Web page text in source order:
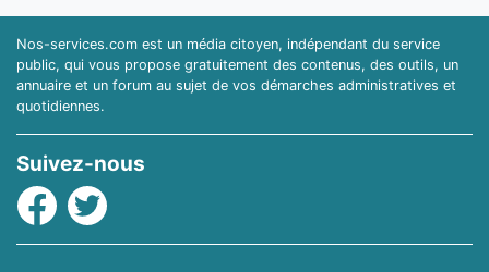
Nos-services.com est un média citoyen, indépendant du service
public, qui vous propose gratuitement des contenus, des outils, un
annuaire et un forum au sujet de vos démarches administratives et
quotidiennes.
Suivez-nous
Facebook
Twitter